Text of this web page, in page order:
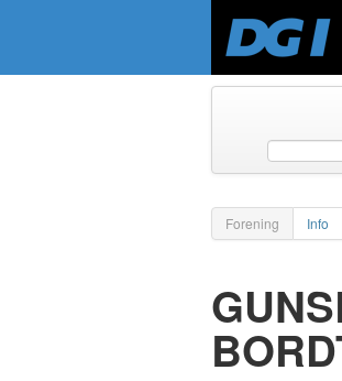
Forening Info